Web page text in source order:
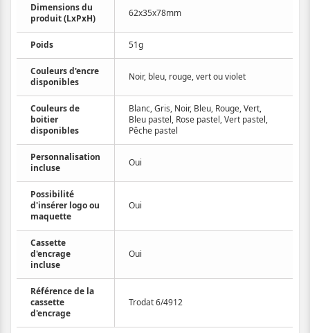
Dimensions du
produit (LxPxH)
62x35x78mm
Poids 51g
Couleurs d'encre
disponibles
Noir, bleu, rouge, vert ou violet
Couleurs de
boitier
disponibles
Blanc, Gris, Noir, Bleu, Rouge, Vert,
Bleu pastel, Rose pastel, Vert pastel,
Pêche pastel
Personnalisation
incluse
Oui
Possibilité
d'insérer logo ou
maquette
Oui
Cassette
d'encrage
incluse
Oui
Référence de la
cassette
d'encrage
Trodat 6/4912